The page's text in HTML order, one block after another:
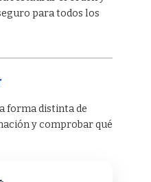
para todos los
forma distinta de
y comprobar qué